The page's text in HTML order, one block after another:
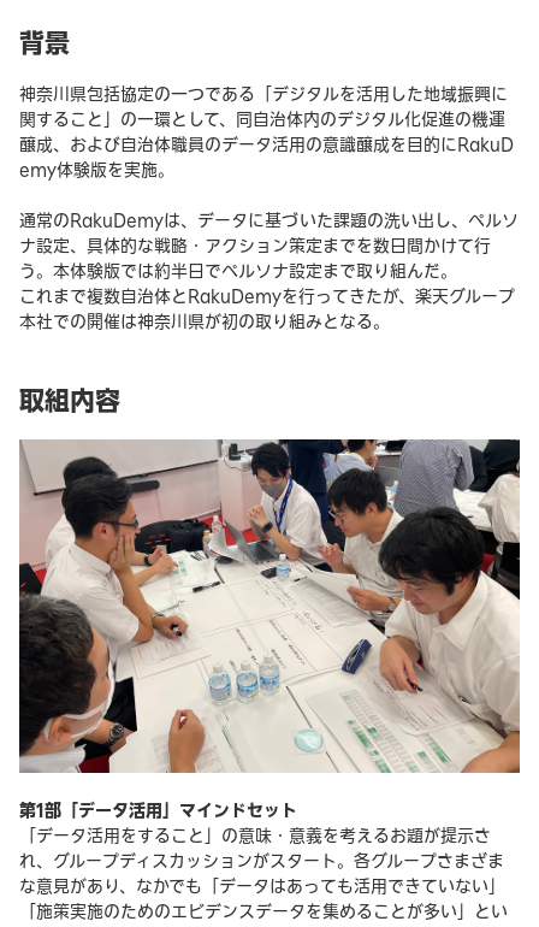
背景
神奈川県包括協定の一つである「デジタルを活用した地域振興に
関すること」の一環として、同自治体内のデジタル化促進の機運
醸成、および自治体職員のデータ活用の意識醸成を目的にRakuD
emy体験版を実施。
通常のRakuDemyは、データに基づいた課題の洗い出し、ペルソ
ナ設定、具体的な戦略・アクション策定までを数日間かけて行
う。本体験版では約半日でペルソナ設定まで取り組んだ。
これまで複数自治体とRakuDemyを行ってきたが、楽天グループ
本社での開催は神奈川県が初の取り組みとなる。
取組内容
第1部「データ活用」マインドセット
「データ活用をすること」の意味・意義を考えるお題が提示さ
れ、グループディスカッションがスタート。各グループさまざま
な意見があり、なかでも「データはあっても活用できていない」
「施策実施のためのエビデンスデータを集めることが多い」とい